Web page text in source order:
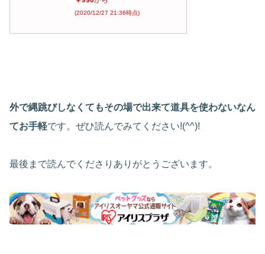
(2020/12/27 21:36時点)
外で縄跳びしなくてもその場で出来て道具を使わないなん
てお手軽です。ぜひ読んでみてください!(^^)!
最後まで読んでくださりありがとうございます。